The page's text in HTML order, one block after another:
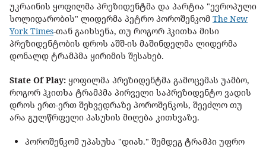
უკრაინის ყოფილმა პრეზიდენტმა და პარტია "ევროპული
სოლიდარობის" ლიდერმა პეტრო პოროშენკომ The New
York Times-თან გაიხსენა, თუ როგორ ჰკითხა მისი
პრეზიდენტობის დროს აშშ-ის მაშინდელმა ლიდერმა
დონალდ ტრამპმა ყირიმის შესახებ.
State Of Play: ყოფილმა პრეზიდენტმა გამოცემას უამბო,
როგორ ჰკითხა ტრამპმა პირველი საპრეზიდენტო ვადის
დროს ერთ-ერთ შეხვედრაზე პოროშენკოს, შეეძლო თუ
არა გულწრფელი პასუხის მიღება კითხვაზე.
პოროშენკომ უპასუხა "დიახ." შემდეგ ტრამპი უფრო